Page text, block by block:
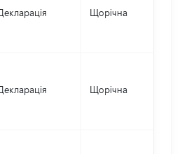
Щорічна
Щорічна